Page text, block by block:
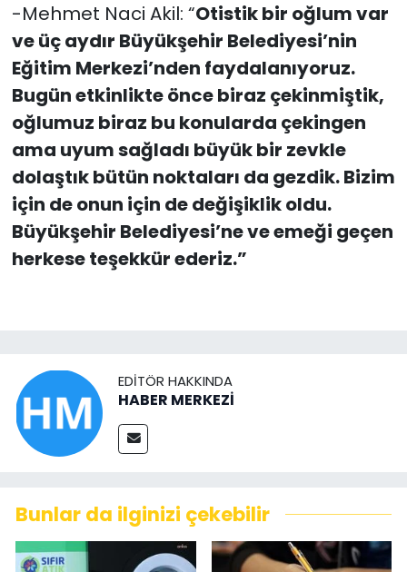
-Mehmet Naci Akil: “Otistik bir oğlum var
ve üç aydır Büyükşehir Belediyesi’nin
Eğitim Merkezi’nden faydalanıyoruz.
Bugün etkinlikte önce biraz çekinmiştik,
oğlumuz biraz bu konularda çekingen
ama uyum sağladı büyük bir zevkle
dolaştık bütün noktaları da gezdik. Bizim
için de onun için de değişiklik oldu.
Büyükşehir Belediyesi’ne ve emeği geçen
herkese teşekkür ederiz.”
EDITÖR HAKKINDA
HABER MERKEZİ
Bunlar da ilginizi çekebilir